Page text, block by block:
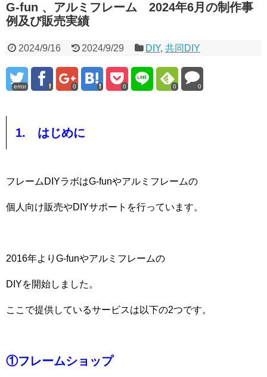
G-fun 、アルミフレーム 2024年6月の制作事
例及び販売実績
2024/9/16 2024/9/29 DIY,共同DIY
error 0 0 0 0
1. はじめに
フレームDIYラボはG-funやアルミフレームの
個人向け販売やDIYサポートを行っています。
2016年よりG-funやアルミフレームの
DIYを開始しました。
ここで提供しているサービスは以下の2つです。
①フレームショップ